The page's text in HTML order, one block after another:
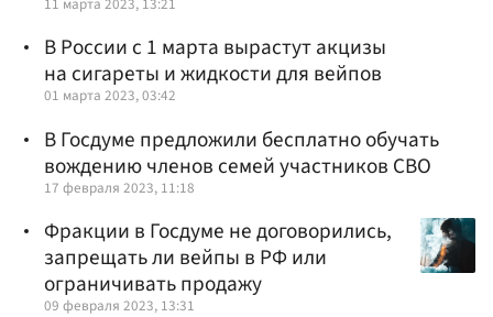
В России с 1 марта вырастут акцизы
на сигареты и жидкости для вейпов
01 марта 2023, 03:42
В Госдуме предложили бесплатно обучать
вождению членов семей участников СВО
17 февраля 2023, 11:18
Фракции в Госдуме не договорились,
запрещать ли вейпы в РФ или
ограничивать продажу
09 февраля 2023, 13:31